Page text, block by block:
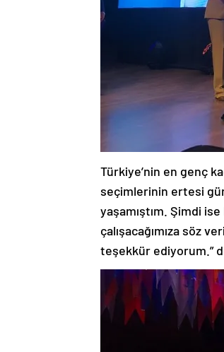
Türkiye’nin en genç
seçimlerinin ertesi
yaşamıştım. Şimdi
çalışacağımıza söz
teşekkür ediyorum.”